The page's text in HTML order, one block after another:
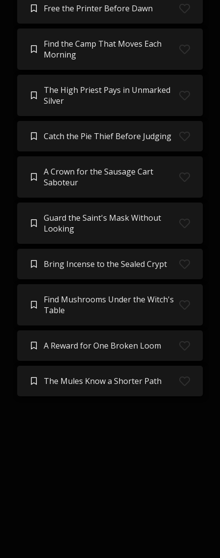
Free the Printer Before Dawn
Find the Camp That Moves Each
Morning
The High Priest Pays in Unmarked
Silver
Catch the Pie Thief Before Judging
A Crown for the Sausage Cart
Saboteur
Guard the Saint's Mask Without
Looking
Bring Incense to the Sealed Crypt
Find Mushrooms Under the Witch's
Table
A Reward for One Broken Loom
The Mules Know a Shorter Path